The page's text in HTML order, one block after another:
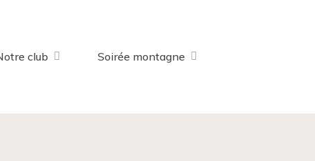
club Soirée montagne